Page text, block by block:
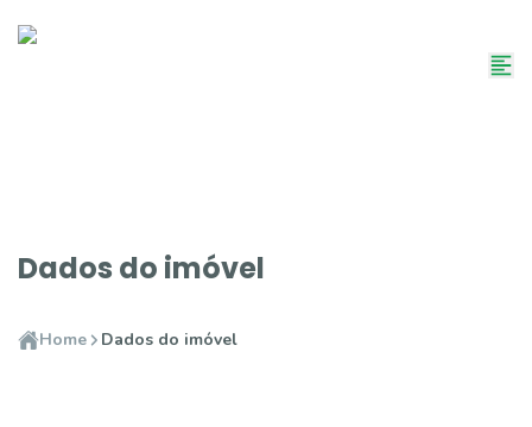
Dados do imóvel
Home Dados do imóvel